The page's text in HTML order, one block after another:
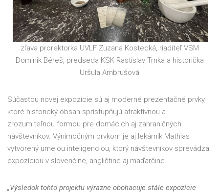
zľava prorektorka UVLF Zuzana Kostecká, riaditeľ VSM
Dominik Béreš, predseda KSK Rastislav Trnka a historička
Uršula Ambrušová
Súčasťou novej expozície sú aj moderné prezentačné prvky,
ktoré historický obsah sprístupňujú atraktívnou a
zrozumiteľnou formou pre domácich aj zahraničných
návštevníkov. Výnimočným prvkom je aj lekárnik Mathias
vytvorený umelou inteligenciou, ktorý návštevníkov sprevádza
expozíciou v slovenčine, angličtine aj maďarčine.
„Výsledok tohto projektu výrazne obohacuje stále expozície